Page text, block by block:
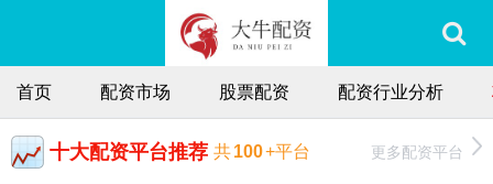
首页 配资市场 股票配资 配资行业分析
十大配资平台推荐 共100+平台 更多配资平台